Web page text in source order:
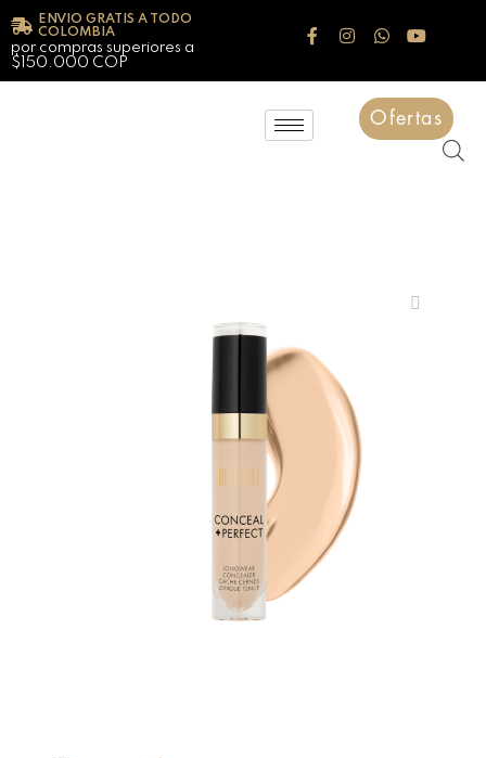
ENVIO GRATIS A TODO
COLOMBIA
por compras superiores a
$150.000 COP
Ofertas